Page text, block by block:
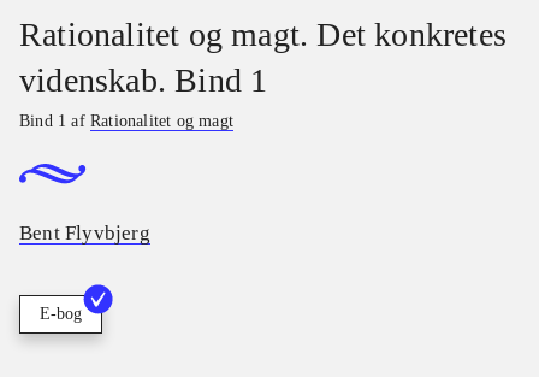
Rationalitet og magt. Det konkretes
videnskab. Bind 1
Bind 1 afRationalitet og magt
Bent Flyvbjerg
E-bog